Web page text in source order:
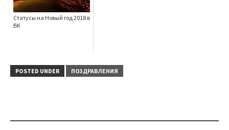
Статусы на Новый год 2018 в
ВК
POSTED UNDER ПОЗДРАВЛЕНИЯ